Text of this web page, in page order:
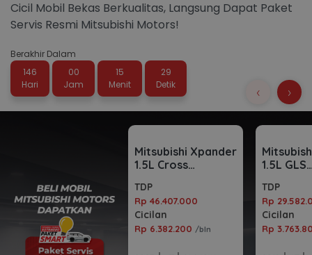
Cicil Mobil Bekas Berkualitas, Langsung Dapat Paket
Servis Resmi Mitsubishi Motors!
Berakhir Dalam
146
Hari
00
Jam
15
Menit
28
Detik
Mitsubishi Xpander
1.5L Cross
TDP
Rp 46.407.000
Cicilan
Rp 6.382.200 /bln
1.5L GLS
TDP
Rp
Cicilan
Rp
‹ ›